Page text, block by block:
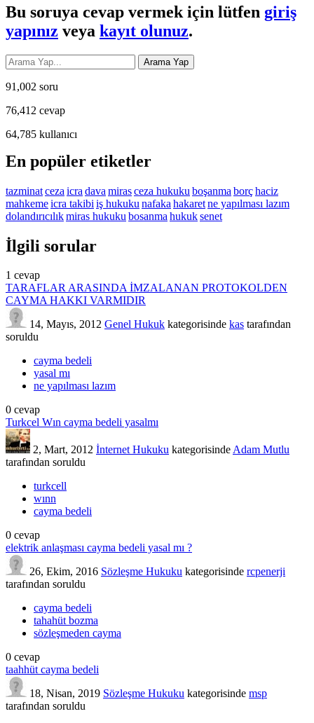
Bu soruya cevap vermek için lütfen giriş
yapınız veya kayıt olunuz.
91,002 soru
76,412 cevap
64,785 kullanıcı
En popüler etiketler
tazminatceza icra dava mirasceza hukuku boşanma borçhaciz
mahkemeicra takibi iş hukuku nafaka hakaretne yapılması lazım
dolandırıcılıkmiras hukuku bosanma hukuksenet
İlgili sorular
1 cevap
TARAFLAR ARASINDA İMZALANAN PROTOKOLDEN
CAYMA HAKKI VARMIDIR
14, Mayıs, 2012 Genel Hukuk kategorisinde kas tarafından
soruldu
cayma bedeli
yasal mı
ne yapılması lazım
0 cevap
Turkcel Wın cayma bedeli yasalmı
2, Mart, 2012 İnternet Hukuku kategorisindeAdam Mutlu
tarafından soruldu
turkcell
wınn
cayma bedeli
0 cevap
elektrik anlaşması cayma bedeli yasal mı ?
26, Ekim, 2016 Sözleşme Hukuku kategorisinde rcpenerji
tarafından soruldu
cayma bedeli
tahahüt bozma
sözleşmeden cayma
0 cevap
taahhüt cayma bedeli
18, Nisan, 2019 Sözleşme Hukuku kategorisinde msp
tarafından soruldu